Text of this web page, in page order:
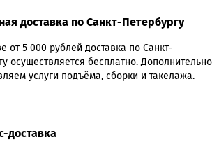
доставка по Санкт-Петербургу
от 5 000 рублей доставка по Санкт-
осуществляется бесплатно. Дополнительно
услуги подъёма, сборки и такелажа.
доставка